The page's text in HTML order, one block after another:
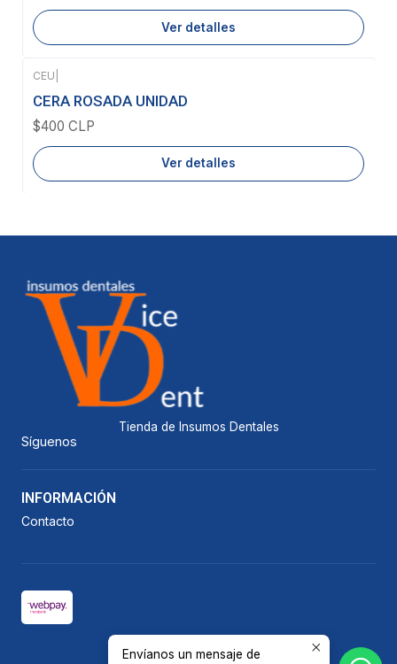
Ver detalles
Agotado
CEU
CERA ROSADA UNIDAD
$400 CLP
Ver detalles
Tienda de Insumos Dentales
Síguenos
INFORMACIÓN
Contacto
2026 Vicedent.
Envíanos un mensaje de